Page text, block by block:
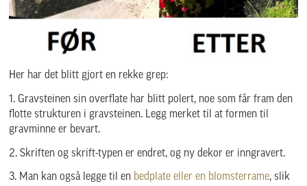
Her har det blitt gjort en rekke grep:
1. Gravsteinen sin overflate har blitt polert, noe som får fram den
flotte strukturen i gravsteinen. Legg merket til at formen til
gravminne er bevart.
2. Skriften og skrift-typen er endret, og ny dekor er inngravert.
3. Man kan også legge til en bedplate eller en blomsterrame, slik